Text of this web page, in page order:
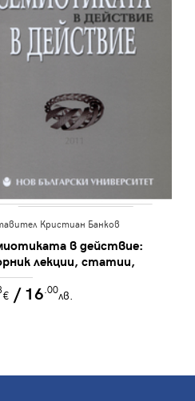
Кристиан Банков
в действие:
лекции, статии,
есета : Международна
школа по
- EFSS. София: Нов
2011
€ / 16.00лв.